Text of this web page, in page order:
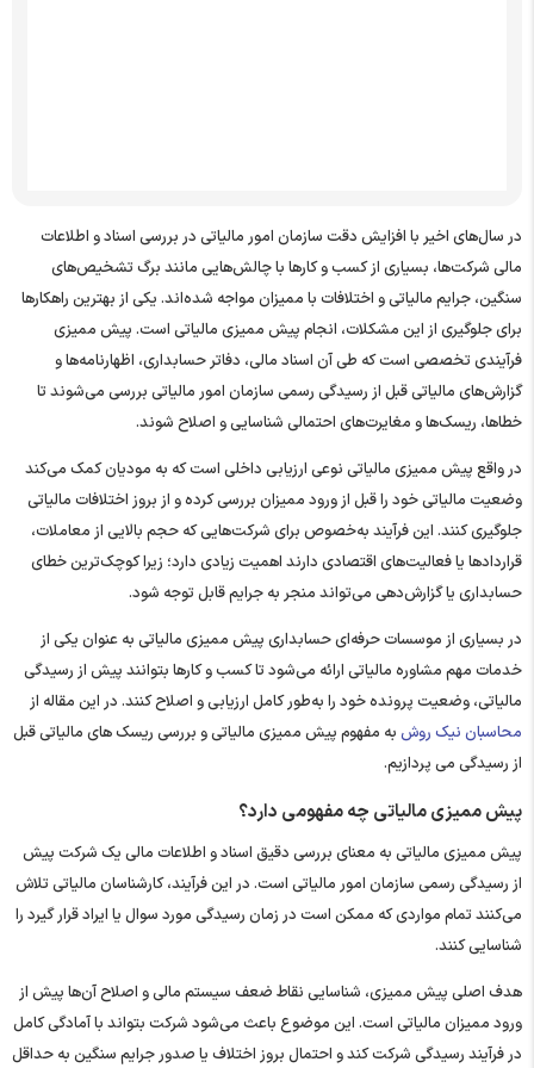
در سال‌های اخیر با افزایش دقت سازمان امور مالیاتی در بررسی اسناد و اطلاعات
مالی شرکت‌ها، بسیاری از کسب ‌و کارها با چالش‌هایی مانند برگ تشخیص‌های
سنگین، جرایم مالیاتی و اختلافات با ممیزان مواجه شده‌اند. یکی از بهترین راهکارها
برای جلوگیری از این مشکلات، انجام پیش ممیزی مالیاتی است. پیش ممیزی
فرآیندی تخصصی است که طی آن اسناد مالی، دفاتر حسابداری، اظهارنامه‌ها و
گزارش‌های مالیاتی قبل از رسیدگی رسمی سازمان امور مالیاتی بررسی می‌شوند تا
خطاها، ریسک‌ها و مغایرت‌های احتمالی شناسایی و اصلاح شوند.
در واقع پیش ممیزی مالیاتی نوعی ارزیابی داخلی است که به مودیان کمک می‌کند
وضعیت مالیاتی خود را قبل از ورود ممیزان بررسی کرده و از بروز اختلافات مالیاتی
جلوگیری کنند. این فرآیند به‌خصوص برای شرکت‌هایی که حجم بالایی از معاملات،
قراردادها یا فعالیت‌های اقتصادی دارند اهمیت زیادی دارد؛ زیرا کوچک‌ترین خطای
حسابداری یا گزارش‌دهی می‌تواند منجر به جرایم قابل توجه شود.
در بسیاری از موسسات حرفه‌ای حسابداری پیش ممیزی مالیاتی به ‌عنوان یکی از
خدمات مهم مشاوره مالیاتی ارائه می‌شود تا کسب‌ و کارها بتوانند پیش از رسیدگی
مالیاتی، وضعیت پرونده خود را به‌طور کامل ارزیابی و اصلاح کنند. در این مقاله از
محاسبان نیک روش به مفهوم پیش ممیزی مالیاتی و بررسی ریسک های مالیاتی قبل
از رسیدگی می پردازیم.
پیش ممیزی مالیاتی چه مفهومی دارد؟
پیش ممیزی مالیاتی به معنای بررسی دقیق اسناد و اطلاعات مالی یک شرکت پیش
از رسیدگی رسمی سازمان امور مالیاتی است. در این فرآیند، کارشناسان مالیاتی تلاش
می‌کنند تمام مواردی که ممکن است در زمان رسیدگی مورد سوال یا ایراد قرار گیرد را
شناسایی کنند.
هدف اصلی پیش ممیزی، شناسایی نقاط ضعف سیستم مالی و اصلاح آن‌ها پیش از
ورود ممیزان مالیاتی است. این موضوع باعث می‌شود شرکت بتواند با آمادگی کامل
در فرآیند رسیدگی شرکت کند و احتمال بروز اختلاف یا صدور جرایم سنگین به حداقل